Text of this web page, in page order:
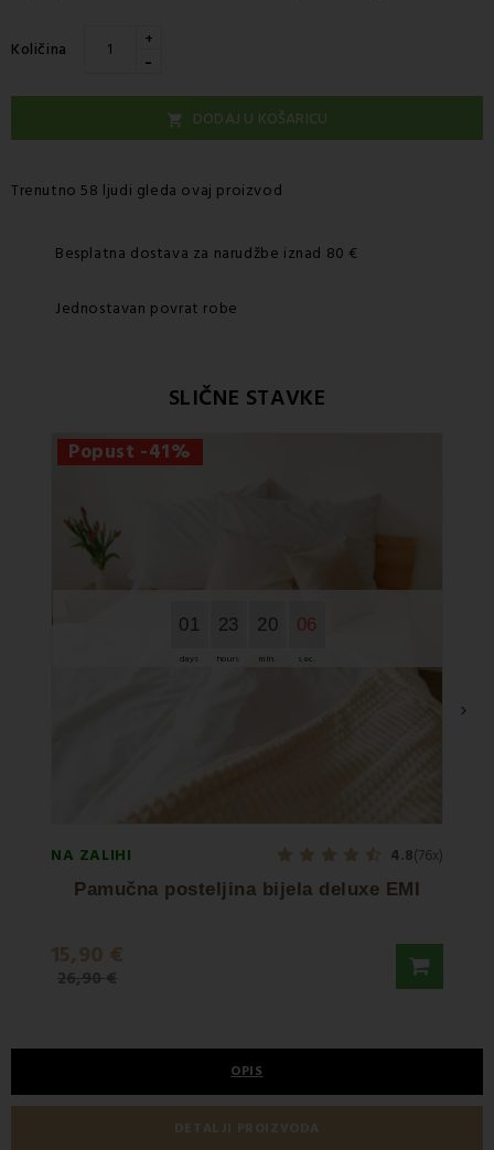
Količina +
-
 DODAJ U KOŠARICU
Trenutno 58 ljudi gleda ovaj proizvod
Besplatna dostava za narudžbe iznad 80 €
Jednostavan povrat robe
SLIČNE STAVKE
Popust -41%
01
days
23
hours
20
min.
06
sec.
NA ZALIHI 4.8(76x)
Pamučna posteljina bijela deluxe EMI
15,90 €
26,90 €
›
OPIS
DETALJI PROIZVODA